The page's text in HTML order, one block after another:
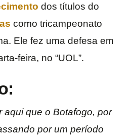
dos títulos do
como tricampeonato
Ele fez uma defesa em
feira, no “UOL”.
aqui que o Botafogo, por
por um período